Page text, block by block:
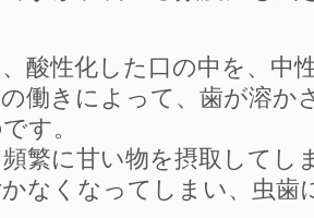
酸性化した口の中を、中
働きによって、歯が溶か
す。
繁に甘い物を摂取してし
なくなってしまい、虫歯